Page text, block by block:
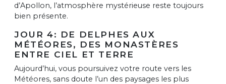
d’Apollon, l’atmosphère mystérieuse reste toujours
bien présente.
JOUR 4: DE DELPHES AUX
MÉTÉORES, DES MONASTÈRES
ENTRE CIEL ET TERRE
Aujourd’hui, vous poursuivez votre route vers les
Météores, sans doute l’un des paysages les plus